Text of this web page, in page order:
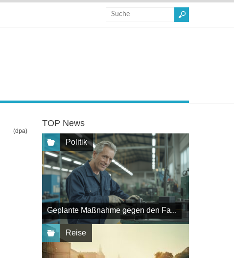
(dpa)
TOP News
Politik
Geplante Maßnahme gegen den Fa...
Reise